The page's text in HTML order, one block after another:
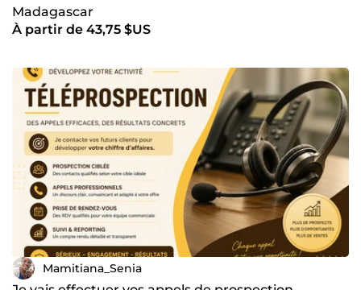
Madagascar
À partir de 43,75 $US
Mamitiana_Senia